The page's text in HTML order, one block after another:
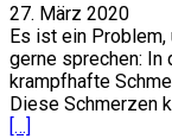
27. März 2020
Es ist ein
gerne sprechen: In
krampfhafte
Diese Schmerzen
[…]